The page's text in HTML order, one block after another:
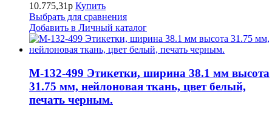
10.775,31р Купить
Выбрать для сравнения
Добавить в Личный каталог
M-132-499 Этикетки, ширина 38.1 мм высота
31.75 мм, нейлоновая ткань, цвет белый,
печать черным.